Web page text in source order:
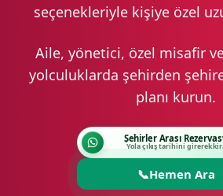
seçenekleriyle kişiye özel
Aile, yönetici, özel misafir
yolculuklarda şehirden
planı kurun.
Şehirler Arası
Yola çıkış tarihini girerek
📞Hemen Ara